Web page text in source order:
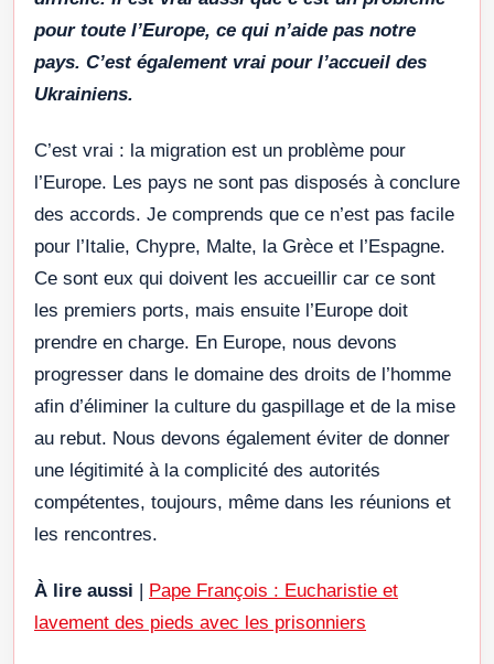
pour toute l’Europe, ce qui n’aide pas notre
pays. C’est également vrai pour l’accueil des
Ukrainiens.
C’est vrai : la migration est un problème pour
l’Europe. Les pays ne sont pas disposés à conclure
des accords. Je comprends que ce n’est pas facile
pour l’Italie, Chypre, Malte, la Grèce et l’Espagne.
Ce sont eux qui doivent les accueillir car ce sont
les premiers ports, mais ensuite l’Europe doit
prendre en charge. En Europe, nous devons
progresser dans le domaine des droits de l’homme
afin d’éliminer la culture du gaspillage et de la mise
au rebut. Nous devons également éviter de donner
une légitimité à la complicité des autorités
compétentes, toujours, même dans les réunions et
les rencontres.
À lire aussi | Pape François : Eucharistie et
lavement des pieds avec les prisonniers